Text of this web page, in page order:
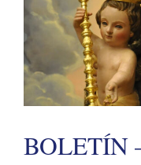
BOLETÍN